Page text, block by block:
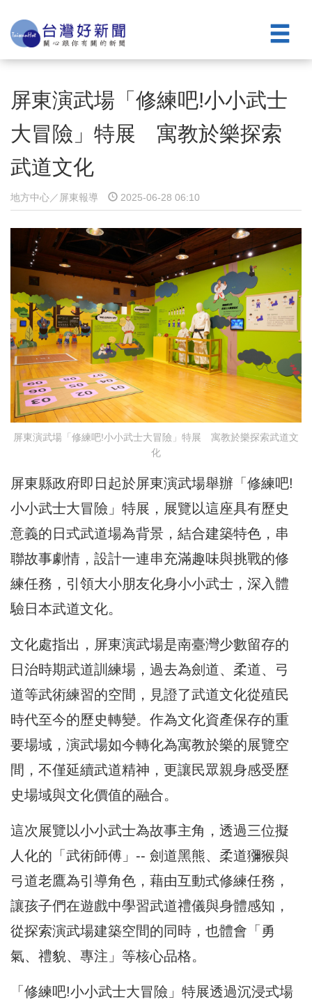
屏東演武場「修練吧!小小武士
大冒險」特展 寓教於樂探索
武道文化
地方中心／屏東報導 2025-06-28 06:10
屏東演武場「修練吧!小小武士大冒險」特展 寓教於樂探索武道文
化
屏東縣政府即日起於屏東演武場舉辦「修練吧!
小小武士大冒險」特展，展覽以這座具有歷史
意義的日式武道場為背景，結合建築特色，串
聯故事劇情，設計一連串充滿趣味與挑戰的修
練任務，引領大小朋友化身小小武士，深入體
驗日本武道文化。
文化處指出，屏東演武場是南臺灣少數留存的
日治時期武道訓練場，過去為劍道、柔道、弓
道等武術練習的空間，見證了武道文化從殖民
時代至今的歷史轉變。作為文化資產保存的重
要場域，演武場如今轉化為寓教於樂的展覽空
間，不僅延續武道精神，更讓民眾親身感受歷
史場域與文化價值的融合。
這次展覽以小小武士為故事主角，透過三位擬
人化的「武術師傅」-- 劍道黑熊、柔道獼猴與
弓道老鷹為引導角色，藉由互動式修練任務，
讓孩子們在遊戲中學習武道禮儀與身體感知，
從探索演武場建築空間的同時，也體會「勇
氣、禮貌、專注」等核心品格。
「修練吧!小小武士大冒險」特展透過沉浸式場